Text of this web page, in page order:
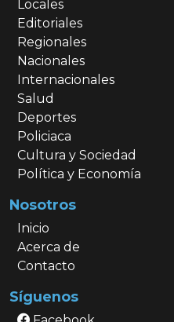
Locales
Editoriales
Regionales
Nacionales
Internacionales
Salud
Deportes
Policiaca
Cultura y Sociedad
Política y Economía
Nosotros
Inicio
Acerca de
Contacto
Síguenos